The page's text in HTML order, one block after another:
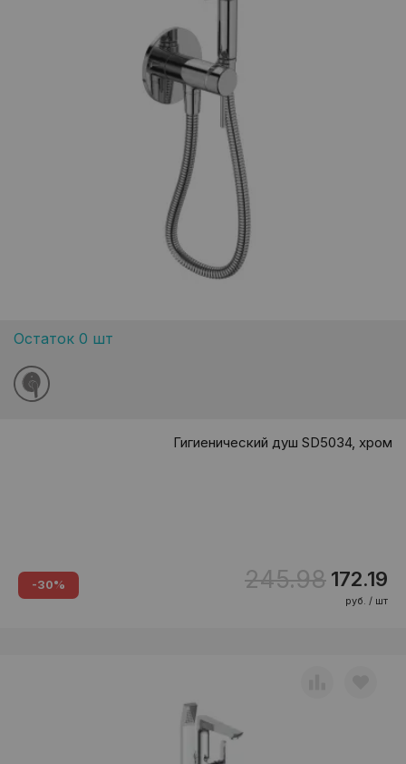
Остаток 0 шт
Гигиенический душ SD5034, хром
-30% 245.98 172.19
руб. / шт